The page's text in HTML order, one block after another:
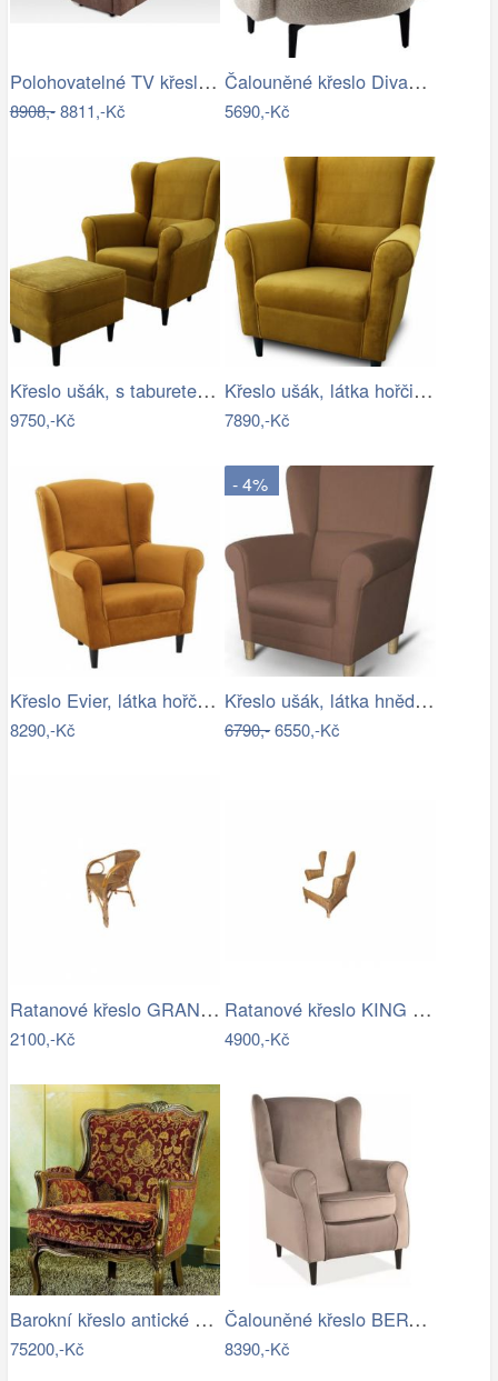
Polohovatelné TV křeslo TV-5053 Autronic
8908,-8811,-Kč
Čalouněné křeslo Divano béžová/černá
5690,-Kč
Křeslo ušák, s taburetem, látka…
9750,-Kč
Křeslo ušák, látka hořčicová, Charlot…
7890,-Kč
Křeslo Evier, látka hořčicová
8290,-Kč
- 4%
Křeslo ušák, látka hnědá, CHARLOT Mdum
6790,-6550,-Kč
Ratanové křeslo GRANADA - tmavý med
2100,-Kč
Ratanové křeslo KING ušák - tmavý med
4900,-Kč
Barokní křeslo antické ztvárnění laku…
75200,-Kč
Čalouněné křeslo BERY velvet béžová…
8390,-Kč